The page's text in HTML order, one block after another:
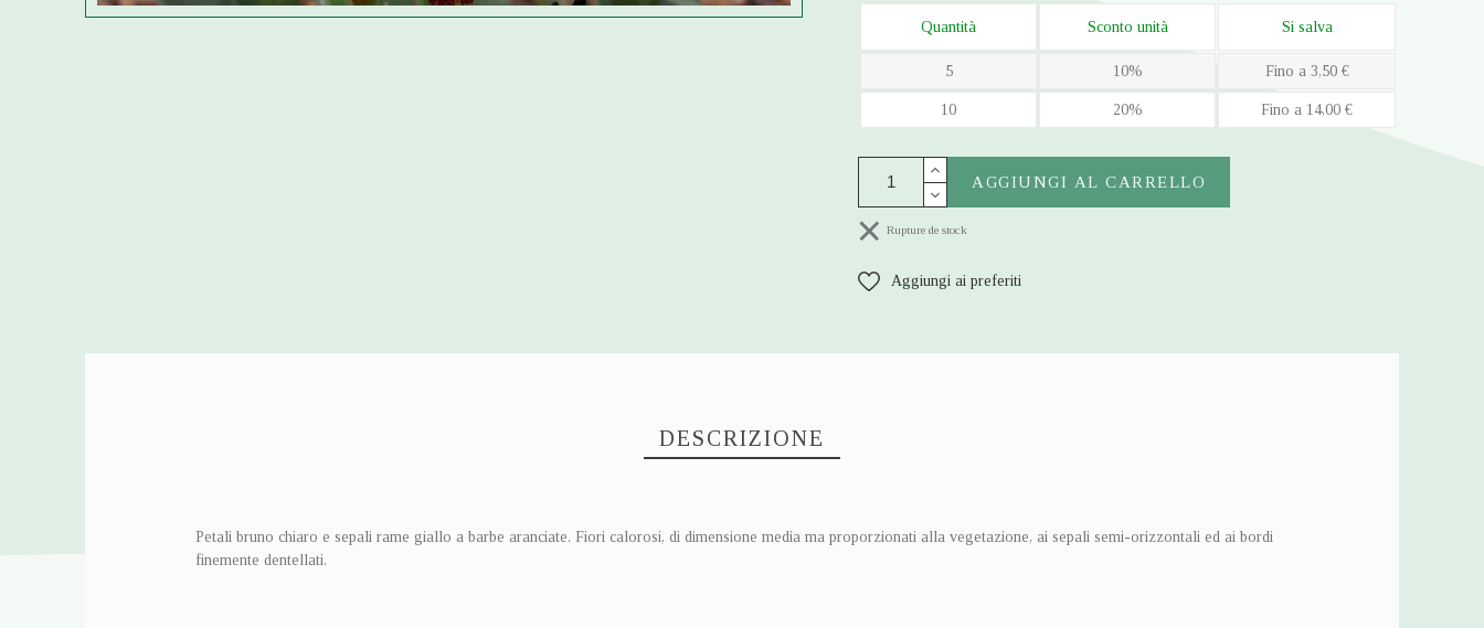
Quantità Sconto unità Si salva
5 10% Fino a 3,50 €
10 20% Fino a 14,00 €
AGGIUNGI AL CARRELLO
Rupture de stock
Aggiungi ai preferiti
DESCRIZIONE
Petali bruno chiaro e sepali rame giallo a barbe aranciate. Fiori calorosi, di dimensione media ma proporzionati alla vegetazione, ai sepali semi-orizzontali ed ai bordi
finemente dentellati.